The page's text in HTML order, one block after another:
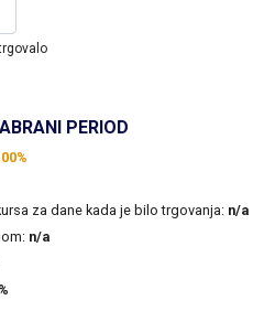
PERIOD
za dane kada je bilo trgovanja: n/a
n/a